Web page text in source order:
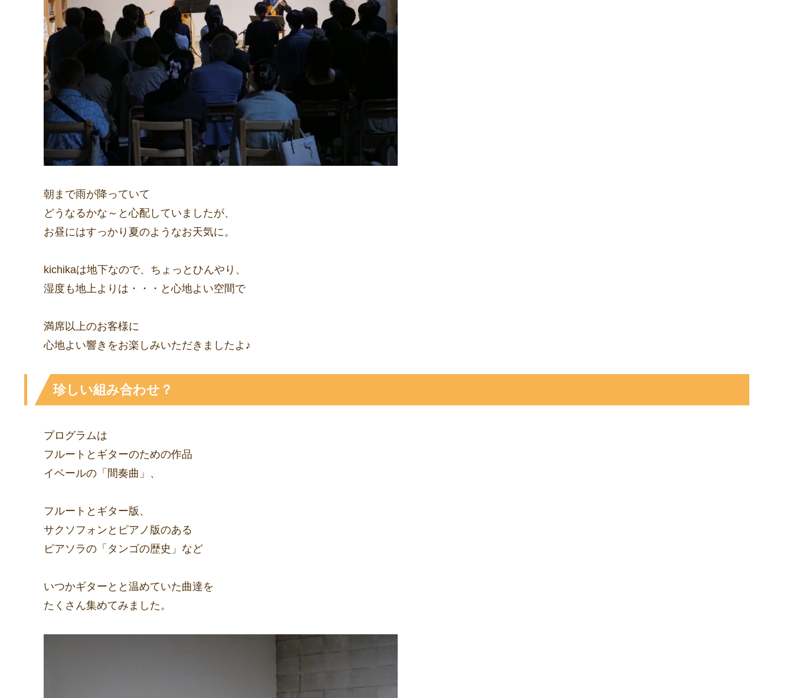
朝まで雨が降っていて
どうなるかな～と心配していましたが、
お昼にはすっかり夏のようなお天気に。
kichikaは地下なので、ちょっとひんやり、
湿度も地上よりは・・・と心地よい空間で
満席以上のお客様に
心地よい響きをお楽しみいただきましたよ♪
珍しい組み合わせ？
プログラムは
フルートとギターのための作品
イベールの「間奏曲」、
フルートとギター版、
サクソフォンとピアノ版のある
ピアソラの「タンゴの歴史」など
いつかギターとと温めていた曲達を
たくさん集めてみました。